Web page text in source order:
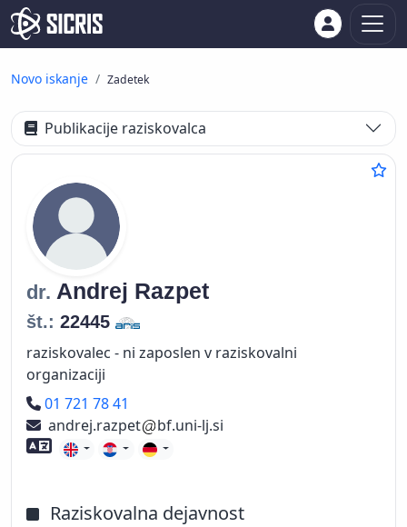
Novo iskanje Zadetek
Publikacije raziskovalca
dr. Andrej Razpet
št.: 22445
raziskovalec - ni zaposlen v raziskovalni
organizaciji
Telefon
01 721 78 41
andrej.razpet
bf.uni-lj.si
Znanje tujih jezikov
Raziskovalna dejavnost